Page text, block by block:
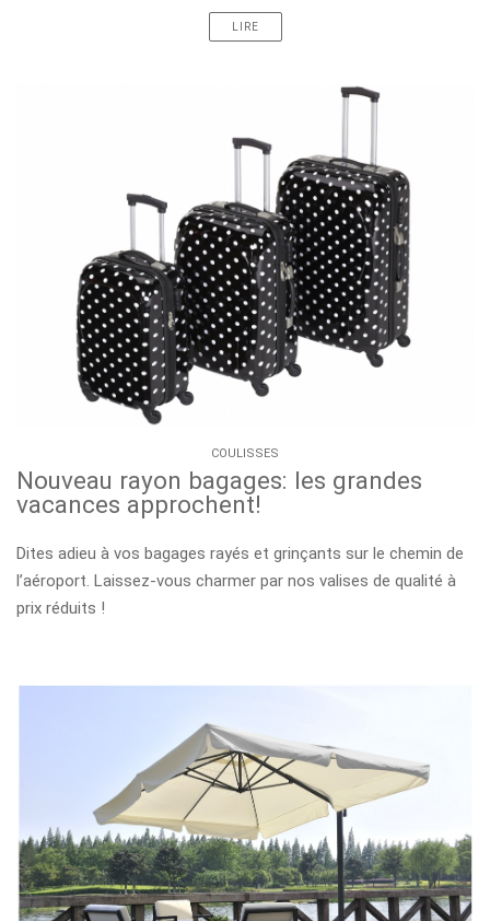
LIRE
COULISSES
Nouveau rayon bagages: les grandes
vacances approchent!
Dites adieu à vos bagages rayés et grinçants sur le chemin de
l’aéroport. Laissez-vous charmer par nos valises de qualité à
prix réduits !